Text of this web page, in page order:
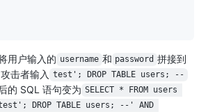
用户输入的 username 和 password 拼接到
击者输入 test'; DROP TABLE users; --
的 SQL 语句变为 SELECT * FROM users
'test'; DROP TABLE users; --' AND